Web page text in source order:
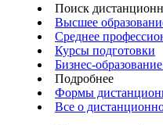
Поиск
Высшее
Среднее
Курсы подготовки
Бизнес-
Подробнее
Формы
Все о